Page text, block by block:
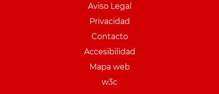
Aviso Legal
Privacidad
Contacto
Accesibilidad
Mapa web
w3c